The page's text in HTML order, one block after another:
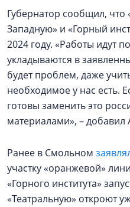
Губернатор сообщил, что
Западную» и «Горный
2024 году. «Работы идут
укладываются в
будет проблем, даже
необходимое у нас есть.
готовы заменить это
материалами», – добавил
Ранее в Смольном
участку «оранжевой»
«Горного института»
«Театральную» откроют